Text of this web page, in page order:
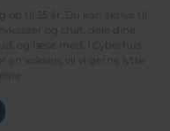
til 25 år. Du kan skrive til
og chat, dele dine
og læse med. I Cyberhus
voksen, vil vi gerne lytte